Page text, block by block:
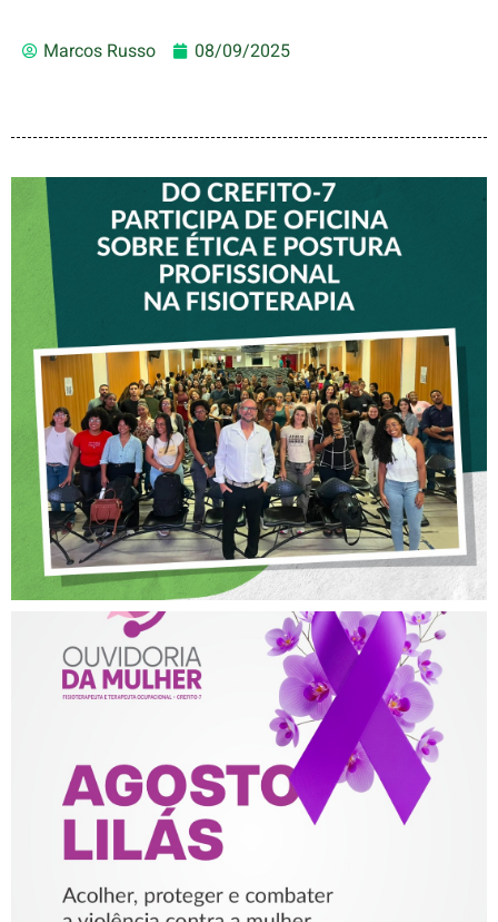
Marcos Russo 08/09/2025
VICE-PRESIDENTE DO
CREFITO-7 PARTICIPA DE
OFICINA SOBRE ÉTICA E
POSTURA PROFISSIONAL
NA FISIOTERAPIA
AGOSTO LILÁS – ACOLHER,
PROTEGER E COMBATER A
VIOLÊNCIA CONTRA A
MULHER